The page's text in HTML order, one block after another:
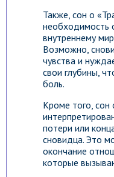
Также, сон о
необходимость
внутреннему
Возможно,
чувства и
свои глубины,
боль.
Кроме того,
потери или
сновидца. Это
окончание
которые